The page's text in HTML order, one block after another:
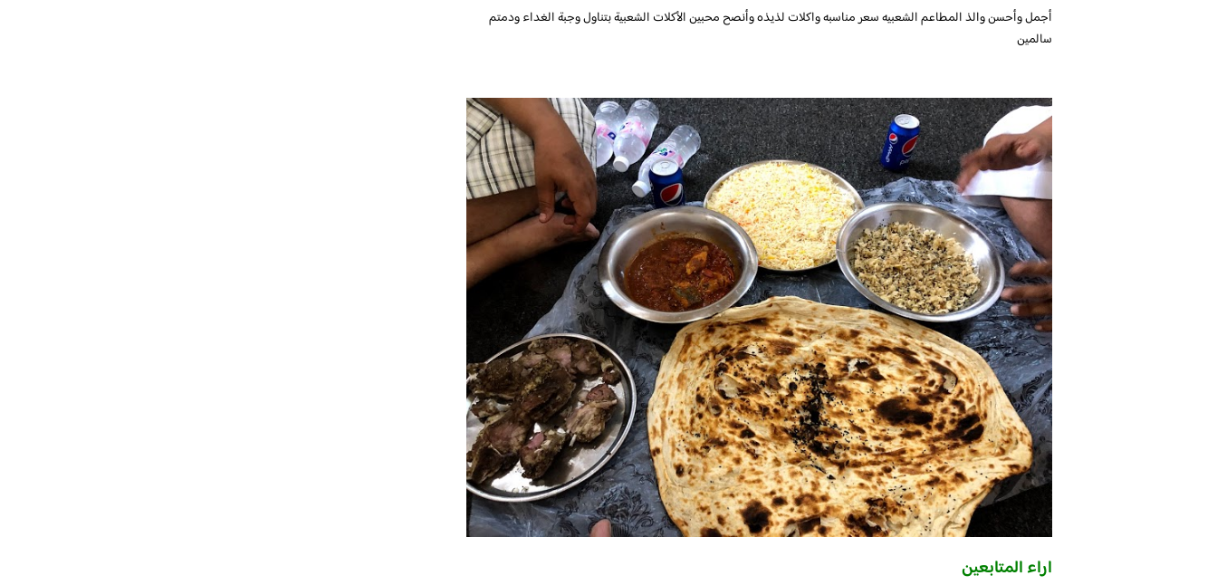
أجمل وأحسن والذ المطاعم الشعبيه سعر مناسبه واكلات لذيذه وأنصح محبين الأكلات الشعبية بتناول وجبة الغداء ودمتم
سالمين
اراء المتابعين